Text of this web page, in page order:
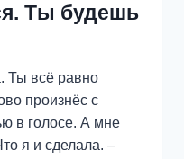
Ты будешь
Ты всё равно
произнёс с
в голосе. А мне
я и сделала. –